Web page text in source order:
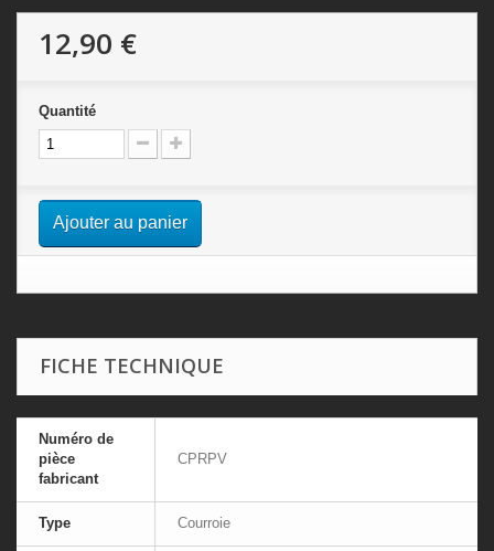
12,90 €
Quantité
Ajouter au panier
FICHE TECHNIQUE
Numéro de
pièce
fabricant
CPRPV
Type Courroie